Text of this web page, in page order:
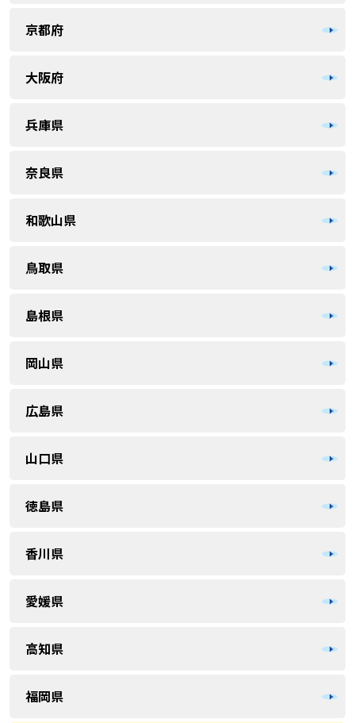
京都府
大阪府
兵庫県
奈良県
和歌山県
鳥取県
島根県
岡山県
広島県
山口県
徳島県
香川県
愛媛県
高知県
福岡県